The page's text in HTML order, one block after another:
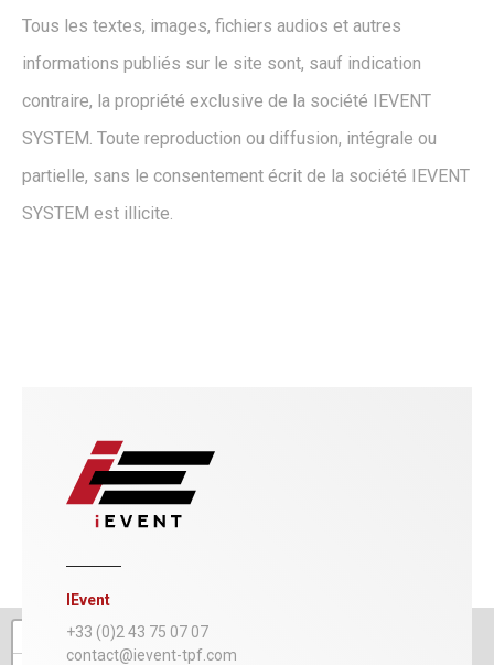
Tous les textes, images, fichiers audios et autres
informations publiés sur le site sont, sauf indication
contraire, la propriété exclusive de la société IEVENT
SYSTEM. Toute reproduction ou diffusion, intégrale ou
partielle, sans le consentement écrit de la société IEVENT
SYSTEM est illicite.
IEvent
+33 (0)2 43 75 07 07
contact@ievent-tpf.com